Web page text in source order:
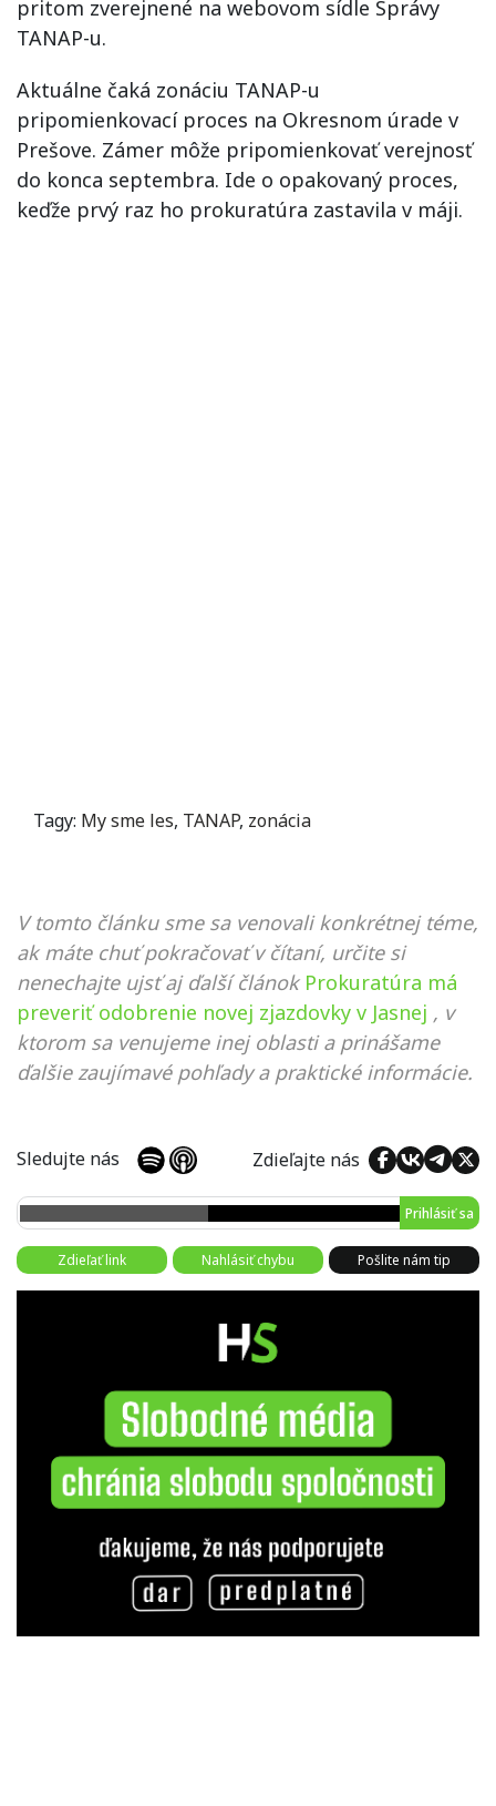
pritom zverejnené na webovom sídle Správy
TANAP-u.
Aktuálne čaká zonáciu TANAP-u
pripomienkovací proces na Okresnom úrade v
Prešove. Zámer môže pripomienkovať verejnosť
do konca septembra. Ide o opakovaný proces,
keďže prvý raz ho prokuratúra zastavila v máji.
Tagy: My sme les, TANAP, zonácia
V tomto článku sme sa venovali konkrétnej téme,
ak máte chuť pokračovať v čítaní, určite si
nenechajte ujsť aj ďalší článok Prokuratúra má
preveriť odobrenie novej zjazdovky v Jasnej , v
ktorom sa venujeme inej oblasti a prinášame
ďalšie zaujímavé pohľady a praktické informácie.
Sledujte nás Zdieľajte nás
Prihlásiť sa
Zdieľať link Nahlásiť chybu Pošlite nám tip